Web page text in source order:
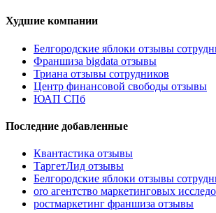
Худшие компании
Белгородские яблоки отзывы
Франшиза bigdata отзывы
Триана отзывы сотрудников
Центр финансовой свободы отзывы
ЮАП СПб
Последние добавленные
Квантастика отзывы
ТаргетЛид отзывы
Белгородские яблоки отзывы
oro агентство маркетинговых
ростмаркетинг франшиза отзывы